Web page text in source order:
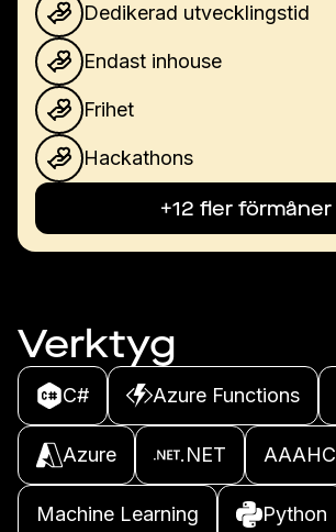
Dedikerad utvecklingstid
Endast inhouse
Frihet
Hackathons
+12 fler förmåner
Verktyg
C# Azure Functions
Azure .NET AAAHC
Machine Learning Python